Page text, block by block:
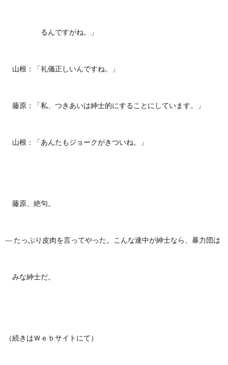
るんですがね。」
山根：「礼儀正しいんですね。」
藤原：「私、つきあいは紳士的にすることにしています。」
山根：「あんたもジョークがきついね。」
藤原、絶句。
― たっぷり皮肉を言ってやった。こんな連中が紳士なら、暴力団は
みな紳士だ。
（続きはＷｅｂサイトにて）